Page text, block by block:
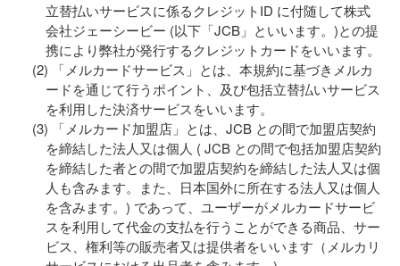
立替払いサービスに係るクレジットID に付随して株式
会社ジェーシービー (以下「JCB」といいます。)との提
携により弊社が発行するクレジットカードをいいます。
「メルカードサービス」とは、本規約に基づきメルカ
ードを通じて行うポイント、及び包括立替払いサービス
を利用した決済サービスをいいます。
「メルカード加盟店」とは、JCB との間で加盟店契約
を締結した法人又は個人 ( JCB との間で包括加盟店契約
を締結した者との間で加盟店契約を締結した法人又は個
人も含みます。また、日本国外に所在する法人又は個人
を含みます。) であって、ユーザーがメルカードサービ
スを利用して代金の支払を行うことができる商品、サー
ビス、権利等の販売者又は提供者をいいます（メルカリ